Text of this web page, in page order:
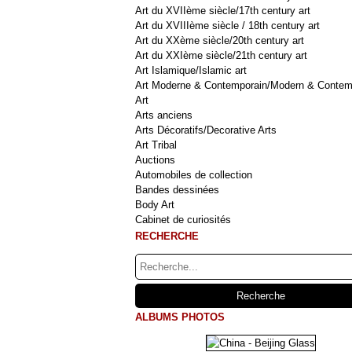
Art du XVIIème siècle/17th century art
Art du XVIIIème siècle / 18th century art
Art du XXème siècle/20th century art
Art du XXIème siècle/21th century art
Art Islamique/Islamic art
Art Moderne & Contemporain/Modern &
Art
Arts anciens
Arts Décoratifs/Decorative Arts
Art Tribal
Auctions
Automobiles de collection
Bandes dessinées
Body Art
Cabinet de curiosités
RECHERCHE
ALBUMS PHOTOS